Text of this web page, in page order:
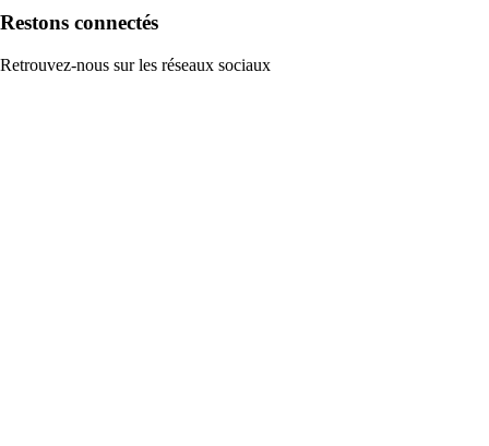
Restons connectés
Retrouvez-nous sur les réseaux sociaux